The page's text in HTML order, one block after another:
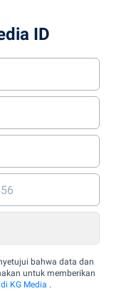
ID
bahwa data dan
untuk memberikan
KG Media .